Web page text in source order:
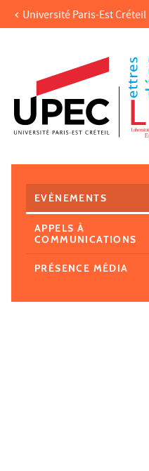
Aller au contenu
Recherche
Navigation secondaire
Université Paris-Est Créteil
EVÈNEMENTS
APPELS À
COMMUNICATIONS
PRÉSENCE MÉDIA